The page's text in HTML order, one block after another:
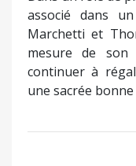
associé dans
Marchetti et
mesure de
continuer à
une sacrée bonne